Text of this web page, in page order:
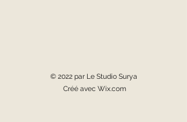
© 2022 par Le Studio Surya
Créé avec Wix.com